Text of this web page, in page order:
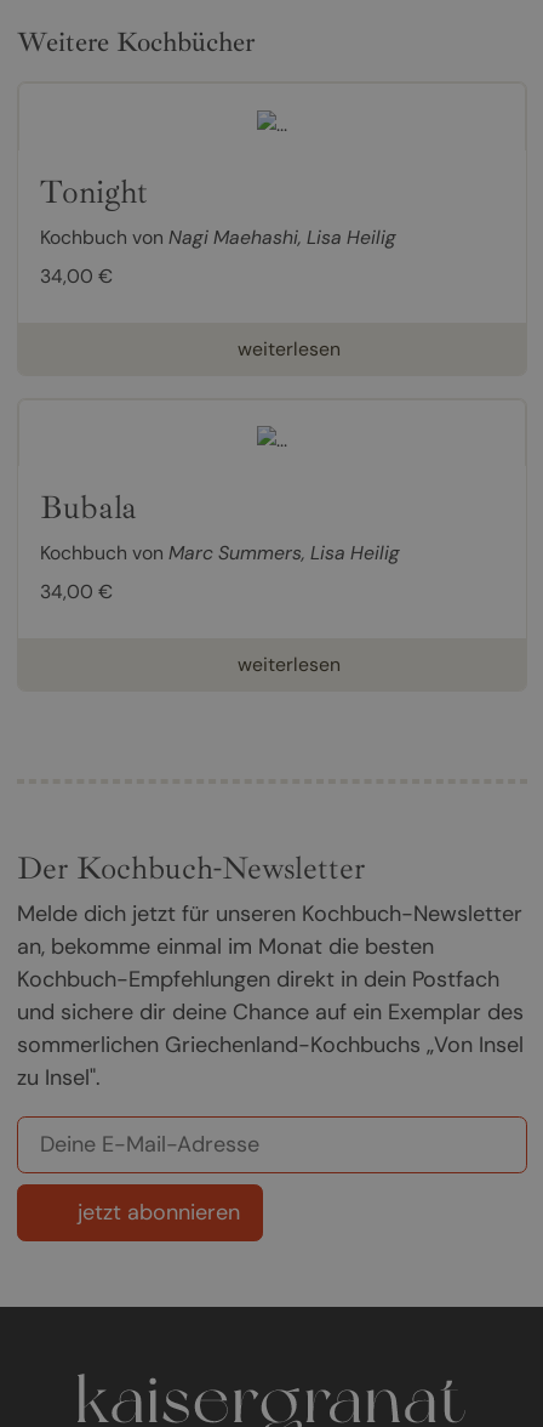
Weitere Kochbücher
Tonight
Kochbuch von Nagi Maehashi, Lisa Heilig
34,00 €
weiterlesen
Bubala
Kochbuch von Marc Summers, Lisa Heilig
34,00 €
weiterlesen
Der Kochbuch-Newsletter
Melde dich jetzt für unseren Kochbuch-Newsletter
an, bekomme einmal im Monat die besten
Kochbuch-Empfehlungen direkt in dein Postfach
und sichere dir deine Chance auf ein Exemplar des
sommerlichen Griechenland-Kochbuchs „Von Insel
zu Insel".
jetzt abonnieren